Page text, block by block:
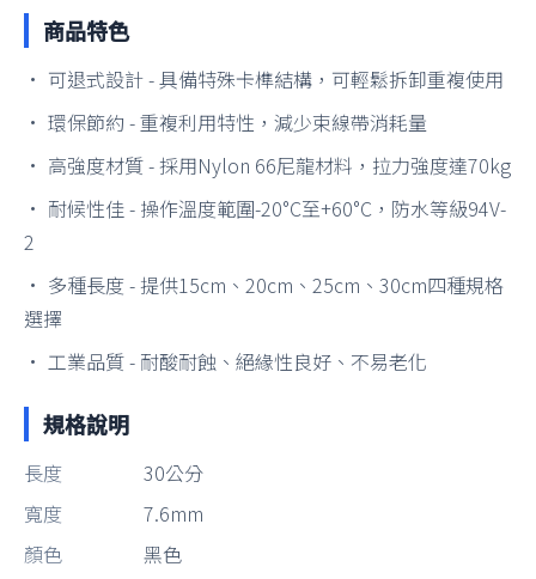
商品特色
• 可退式設計 - 具備特殊卡榫結構，可輕鬆拆卸重複使用
• 環保節約 - 重複利用特性，減少束線帶消耗量
• 高強度材質 - 採用Nylon 66尼龍材料，拉力強度達70kg
• 耐候性佳 - 操作溫度範圍-20°C至+60°C，防水等級94V-
2
• 多種長度 - 提供15cm、20cm、25cm、30cm四種規格
選擇
• 工業品質 - 耐酸耐蝕、絕緣性良好、不易老化
規格說明
長度
30公分
寬度
7.6mm
顏色
黑色